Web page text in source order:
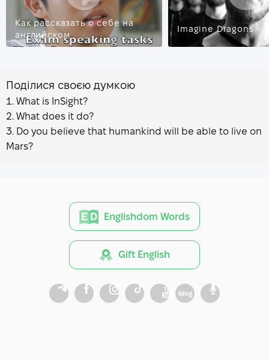
Как рассказать о себе на
английском
Imagine Dragons –
Поділися своєю думкою
What is InSight?
What does it do?
Do you believe that humankind will be able to live on
Mars?
Englishdom Words
Gift English
blog